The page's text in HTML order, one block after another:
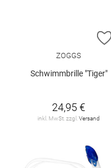
ZOGGS
Schwimmbrille "Tiger"
24,95 €
inkl. MwSt. zzgl.Versand